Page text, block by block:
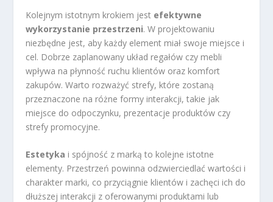
Kolejnym istotnym krokiem jest efektywne
wykorzystanie przestrzeni. W projektowaniu
niezbędne jest, aby każdy element miał swoje miejsce i
cel. Dobrze zaplanowany układ regałów czy mebli
wpływa na płynność ruchu klientów oraz komfort
zakupów. Warto rozważyć strefy, które zostaną
przeznaczone na różne formy interakcji, takie jak
miejsce do odpoczynku, prezentacje produktów czy
strefy promocyjne.
Estetyka i spójność z marką to kolejne istotne
elementy. Przestrzeń powinna odzwierciedlać wartości i
charakter marki, co przyciągnie klientów i zachęci ich do
dłuższej interakcji z oferowanymi produktami lub